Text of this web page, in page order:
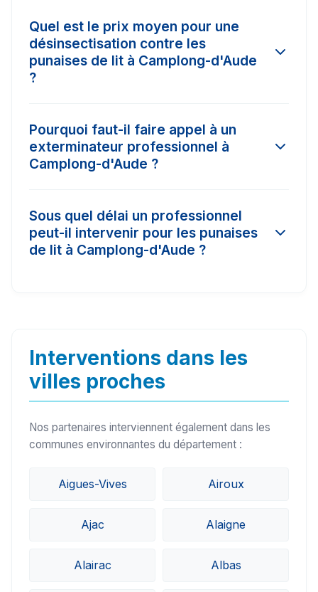
Quel est le prix moyen pour une
désinsectisation contre les
punaises de lit à Camplong-d'Aude
?
varie selon l'ampleur de l'infestation et la
surface à traiter. En moyenne, les prix
constatés dans la région varient entre 150€ et
Pourquoi faut-il faire appel à un
exterminateur professionnel à
Camplong-d'Aude ?
classique à Camplong-d'Aude n'ont pas la
concentration nécessaire (produits biocides)
pour détruire les nids ou les œufs. Un pro
Sous quel délai un professionnel
peut-il intervenir pour les punaises
de lit à Camplong-d'Aude ?
48h.
Interventions dans les
villes proches
Nos partenaires interviennent également dans les
communes environnantes du département :
Aigues-Vives Airoux
Ajac Alaigne
Alairac Albas